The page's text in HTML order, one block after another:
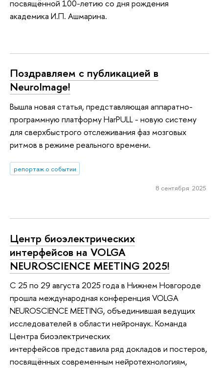
посвящённой 100-летию со дня рождения
академика И.П. Ашмарина.
Поздравляем с публикацией в
NeuroImage!
Вышла новая статья, представляющая аппаратно-
программную платформу HarPULL - новую систему
для сверхбыстрого отслеживания фаз мозговых
ритмов в режиме реального времени.
репортаж о событии
8 сентября 2025
Центр биоэлектрических
интерфейсов на VOLGA
NEUROSCIENCE MEETING 2025!
С 25 по 29 августа 2025 года в Нижнем Новгороде
прошла международная конференция VOLGA
NEUROSCIENCE MEETING, объединившая ведущих
исследователей в области нейронаук. Команда
Центра биоэлектрических
интерфейсов представила ряд докладов и постеров,
посвящённых современным нейротехнологиям,